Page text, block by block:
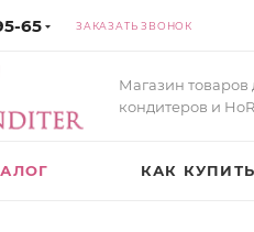
65 ЗАКАЗАТЬ ЗВОНОК
Магазин товаров
кондитеров и
КАК КУПИТЬ